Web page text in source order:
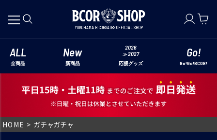
YOKOHAMA B-CORSAIRS OFFICIAL SHOP
ALL
全商品
New
新商品
2026
≫ 2027
応援グッズ
Go!
Go!Go!BCOR!
HOME ガチャガチャ